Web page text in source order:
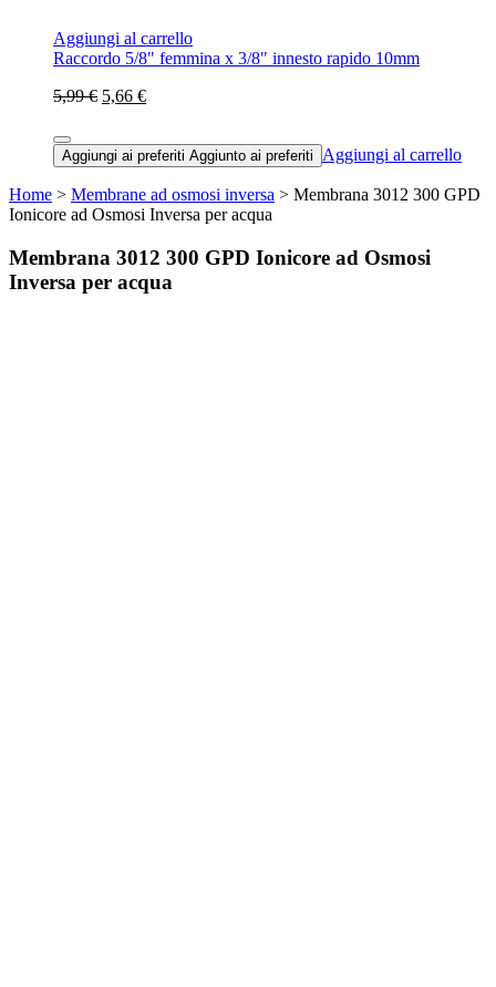
Aggiungi al carrello
Raccordo 5/8" femmina x 3/8" innesto rapido 10mm
5,99 € 5,66 €
Aggiungi ai preferiti Aggiunto ai preferiti Aggiungi al carrello
Home > Membrane ad osmosi inversa > Membrana 3012 300 GPD
Ionicore ad Osmosi Inversa per acqua
Membrana 3012 300 GPD Ionicore ad Osmosi
Inversa per acqua